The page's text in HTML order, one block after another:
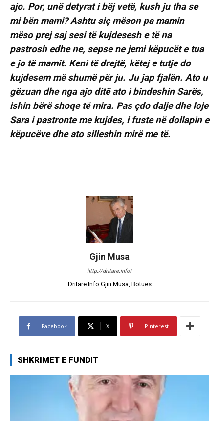
ajo. Por, unë detyrat i bëj vetë, kush ju tha se
mi bën mami? Ashtu siç mëson pa mamin
mëso prej saj sesi të kujdesesh e të na
pastrosh edhe ne, sepse ne jemi këpucët e tua
e jo të mamit. Keni të drejtë, këtej e tutje do
kujdesem më shumë për ju. Ju jap fjalën. Ato u
gëzuan dhe nga ajo ditë ato i bindeshin Sarës,
ishin bërë shoqe të mira. Pas çdo dalje dhe loje
Sara i pastronte me kujdes, i fuste në dollapin e
këpucëve dhe ato silleshin mirë me të.
Gjin Musa
http://dritare.info/
Dritare.Info Gjin Musa, Botues
Facebook X Pinterest
SHKRIMET E FUNDIT